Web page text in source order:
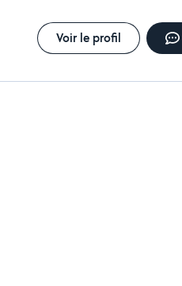
Voir le profil